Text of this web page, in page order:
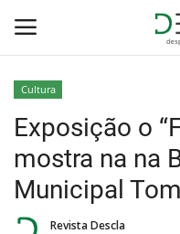
Home
Cultura
Exposição o
mostra na na
Municipal
Revista Descla